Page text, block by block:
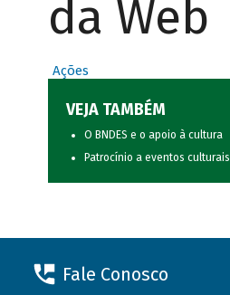
da Web
Ações
VEJA TAMBÉM
O BNDES e o apoio à cultura
Patrocínio a eventos culturais
Fale Conosco